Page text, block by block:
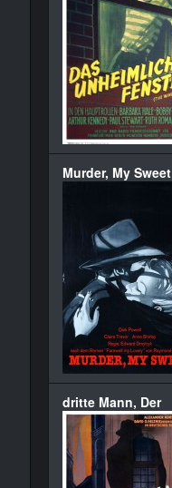
Murder, My Sweet
dritte Mann, Der